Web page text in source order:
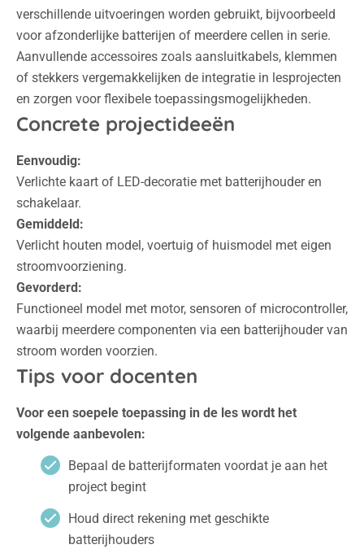
verschillende uitvoeringen worden gebruikt, bijvoorbeeld
voor afzonderlijke batterijen of meerdere cellen in serie.
Aanvullende accessoires zoals aansluitkabels, klemmen
of stekkers vergemakkelijken de integratie in lesprojecten
en zorgen voor flexibele toepassingsmogelijkheden.
Concrete projectideeën
Eenvoudig:
Verlichte kaart of LED-decoratie met batterijhouder en
schakelaar.
Gemiddeld:
Verlicht houten model, voertuig of huismodel met eigen
stroomvoorziening.
Gevorderd:
Functioneel model met motor, sensoren of microcontroller,
waarbij meerdere componenten via een batterijhouder van
stroom worden voorzien.
Tips voor docenten
Voor een soepele toepassing in de les wordt het
volgende aanbevolen:
Bepaal de batterijformaten voordat je aan het
project begint
Houd direct rekening met geschikte
batterijhouders